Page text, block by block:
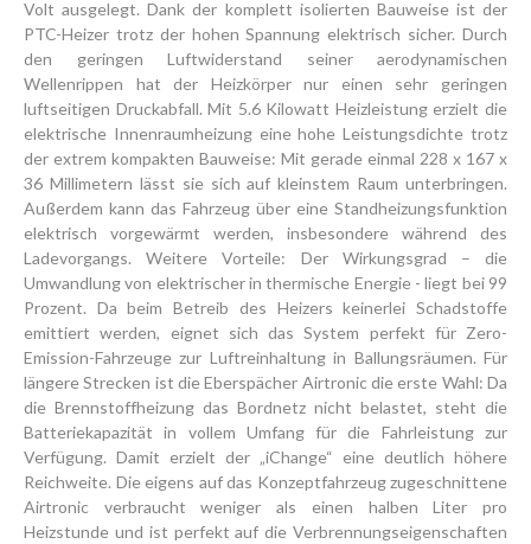
Volt ausgelegt. Dank der komplett isolierten Bauweise ist der
PTC-Heizer trotz der hohen Spannung elektrisch sicher. Durch
den geringen Luftwiderstand seiner aerodynamischen
Wellenrippen hat der Heizkörper nur einen sehr geringen
luftseitigen Druckabfall. Mit 5.6 Kilowatt Heizleistung erzielt die
elektrische Innenraumheizung eine hohe Leistungsdichte trotz
der extrem kompakten Bauweise: Mit gerade einmal 228 x 167 x
36 Millimetern lässt sie sich auf kleinstem Raum unterbringen.
Außerdem kann das Fahrzeug über eine Standheizungsfunktion
elektrisch vorgewärmt werden, insbesondere während des
Ladevorgangs. Weitere Vorteile: Der Wirkungsgrad – die
Umwandlung von elektrischer in thermische Energie - liegt bei 99
Prozent. Da beim Betreib des Heizers keinerlei Schadstoffe
emittiert werden, eignet sich das System perfekt für Zero-
Emission-Fahrzeuge zur Luftreinhaltung in Ballungsräumen. Für
längere Strecken ist die Eberspächer Airtronic die erste Wahl: Da
die Brennstoffheizung das Bordnetz nicht belastet, steht die
Batteriekapazität in vollem Umfang für die Fahrleistung zur
Verfügung. Damit erzielt der „iChange“ eine deutlich höhere
Reichweite. Die eigens auf das Konzeptfahrzeug zugeschnittene
Airtronic verbraucht weniger als einen halben Liter pro
Heizstunde und ist perfekt auf die Verbrennungseigenschaften